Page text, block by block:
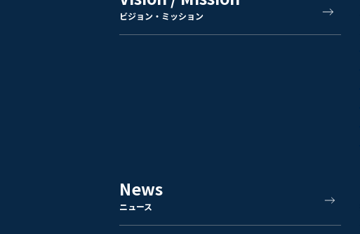
ビジョン・ミッション
News
ニュース